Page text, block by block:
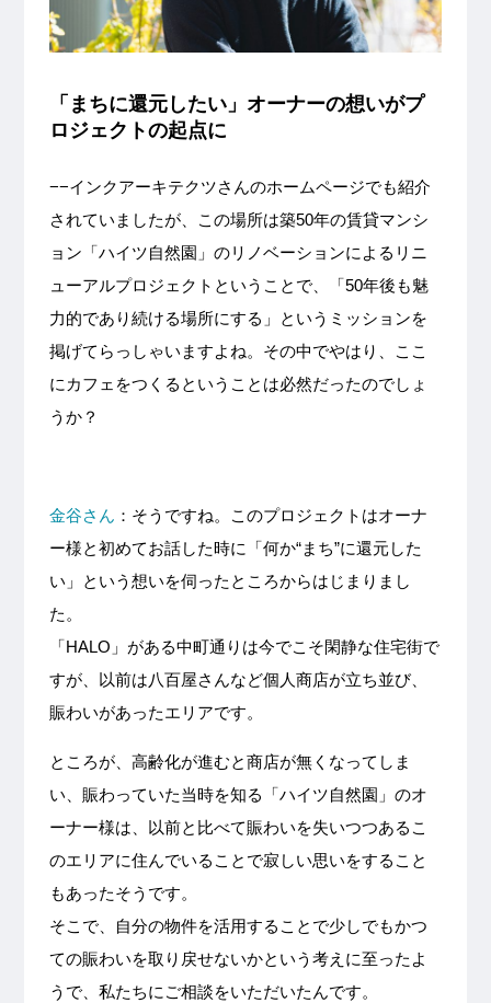
「まちに還元したい」オーナーの想いがプ
ロジェクトの起点に
−−インクアーキテクツさんのホームページでも紹介
されていましたが、この場所は築50年の賃貸マンシ
ョン「ハイツ自然園」のリノベーションによるリニ
ューアルプロジェクトということで、「50年後も魅
力的であり続ける場所にする」というミッションを
掲げてらっしゃいますよね。その中でやはり、ここ
にカフェをつくるということは必然だったのでしょ
うか？
金谷さん ：そうですね。このプロジェクトはオーナ
ー様と初めてお話した時に「何か“まち”に還元した
い」という想いを伺ったところからはじまりまし
た。
「HALO」がある中町通りは今でこそ閑静な住宅街で
すが、以前は八百屋さんなど個人商店が立ち並び、
賑わいがあったエリアです。
ところが、高齢化が進むと商店が無くなってしま
い、賑わっていた当時を知る「ハイツ自然園」のオ
ーナー様は、以前と比べて賑わいを失いつつあるこ
のエリアに住んでいることで寂しい思いをすること
もあったそうです。
そこで、自分の物件を活用することで少しでもかつ
ての賑わいを取り戻せないかという考えに至ったよ
うで、私たちにご相談をいただいたんです。